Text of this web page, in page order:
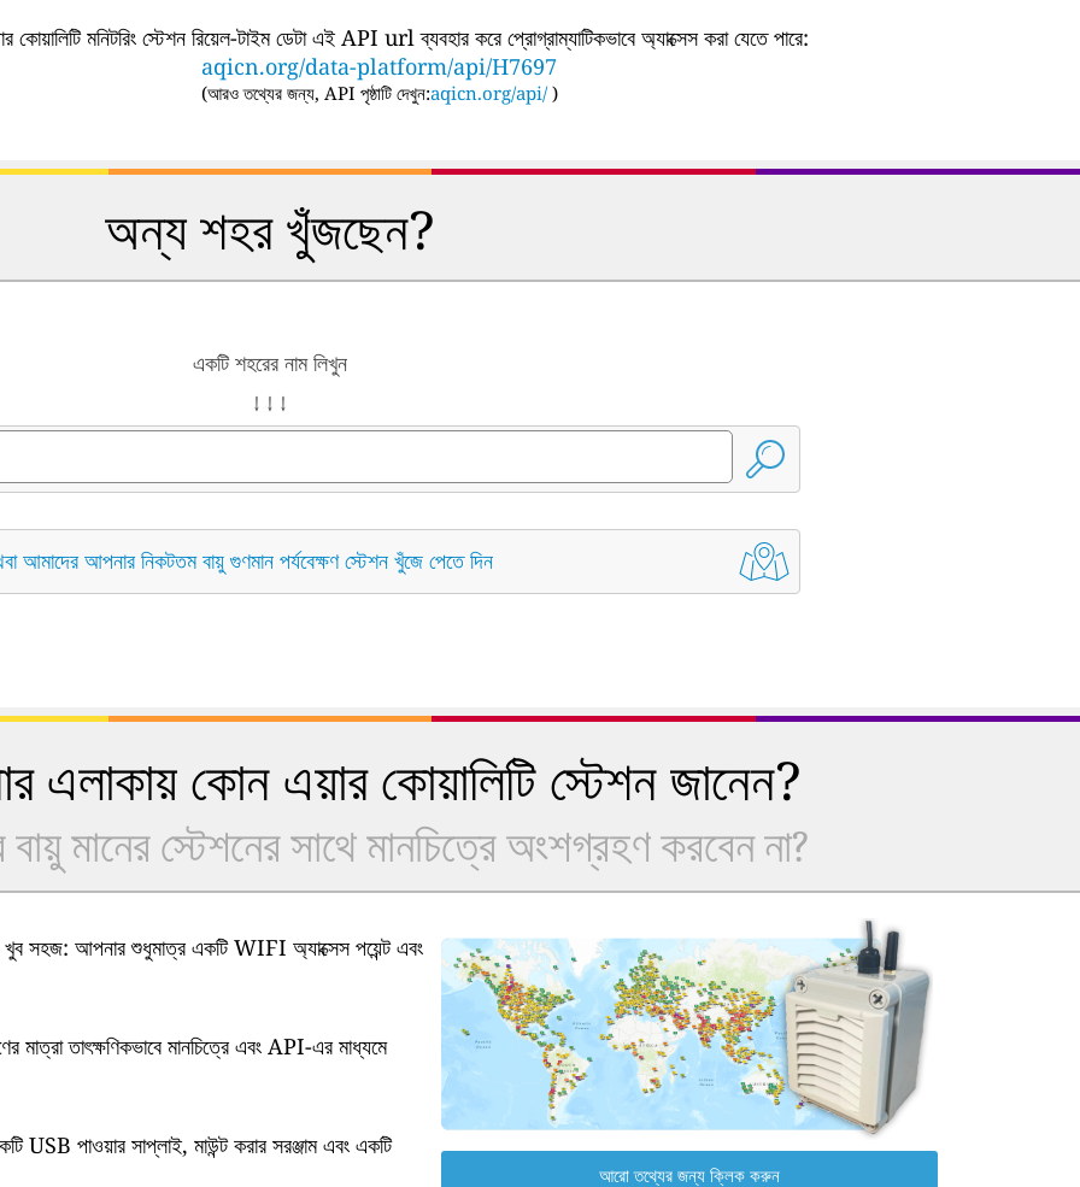
কোয়ালিটি মনিটরিং স্টেশন রিয়েল-টাইম ডেটা এই API url ব্যবহার করে প্রোগ্রাম্যাটিকভাবে অ্যাক্সেস করা যেতে পারে:
aqicn.org/data-platform/api/H7697
(আরও তথ্যের জন্য, API পৃষ্ঠাটি দেখুন:aqicn.org/api/ )
অন্য শহর খুঁজছেন?
একটি শহরের নাম লিখুন
↓ ↓ ↓
আমাদের আপনার নিকটতম বায়ু গুণমান পর্যবেক্ষণ স্টেশন খুঁজে পেতে দিন
এলাকায় কোন এয়ার কোয়ালিটি স্টেশন জানেন?
মানের স্টেশনের সাথে মানচিত্রে অংশগ্রহণ করবেন না?
সহজ: আপনার শুধুমাত্র একটি WIFI অ্যাক্সেস পয়েন্ট এবং
তাৎক্ষণিকভাবে মানচিত্রে এবং API-এর মাধ্যমে
USB পাওয়ার সাপ্লাই, মাউন্ট করার সরঞ্জাম এবং একটি
আরো তথ্যের জন্য ক্লিক করুন